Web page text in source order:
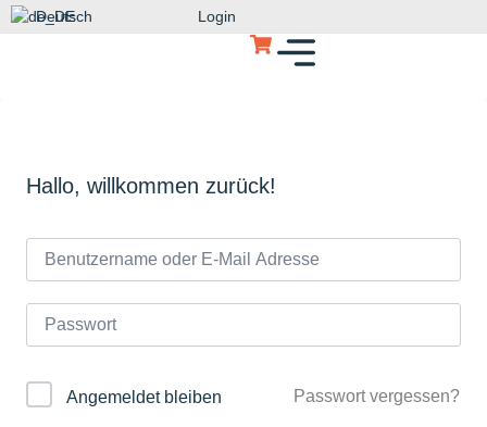
Deutsch Login
Hallo, willkommen zurück!
Angemeldet bleiben Passwort vergessen?